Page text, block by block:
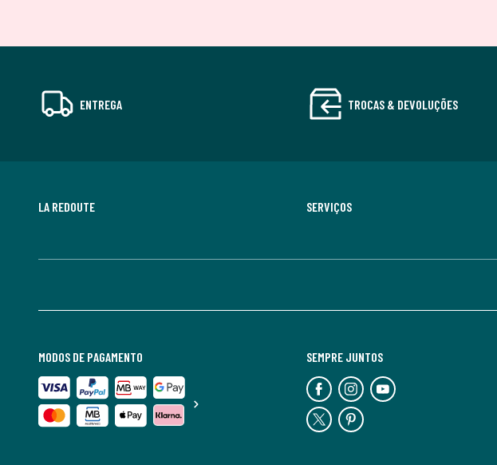
ENTREGA TROCAS & DEVOLUÇÕES
LA REDOUTE SERVIÇOS
MODOS DE PAGAMENTO SEMPRE JUNTOS